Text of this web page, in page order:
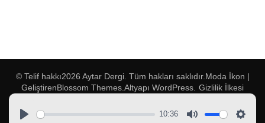
© Telif hakkı2026 Aytar Dergi. Tüm hakları saklıdır. Moda İkon |
GeliştirenBlossom Themes .Altyapı WordPress Gizlilik İlkesi
10:36